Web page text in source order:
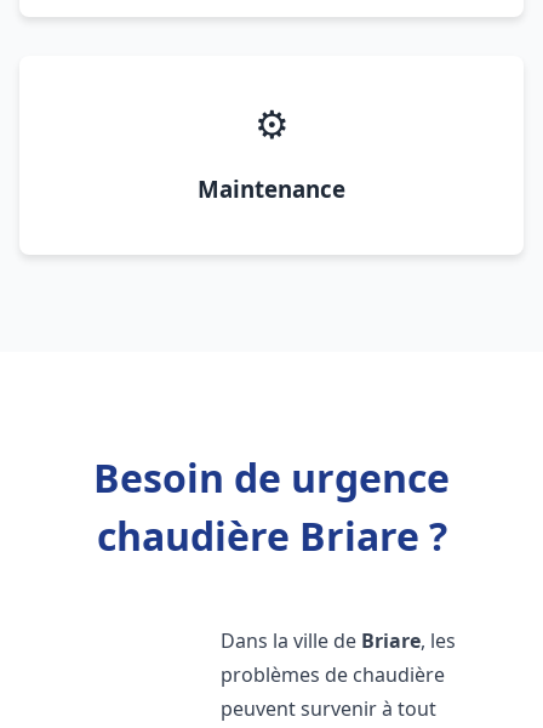
⚙️
Maintenance
Besoin de urgence
chaudière Briare ?
Dans la ville de Briare, les
problèmes de chaudière
peuvent survenir à tout